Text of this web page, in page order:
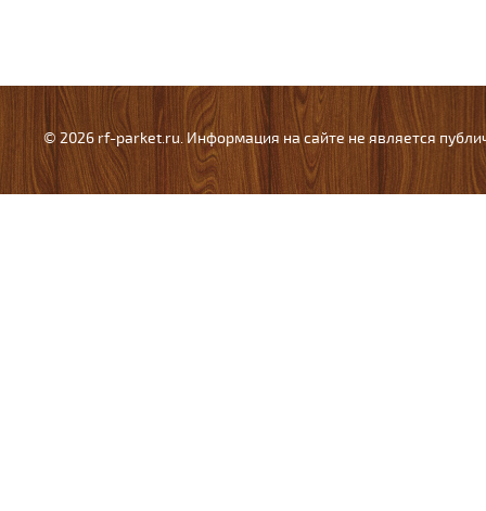
© 2026 rf-parket.ru. Информация на сайте не является